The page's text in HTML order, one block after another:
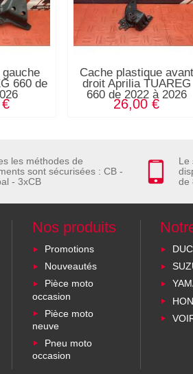
660 de
Cache plastique avant
droit Aprilia TUAREG
660 de 2022 à 2026
26,00 €
les méthodes de
sont sécurisées : CB -
- 3xCB
Le
de
Nos produits
Promotions
Nouveautés
Pièce moto
occasion
Pièce moto
neuve
Pneu moto
occasion